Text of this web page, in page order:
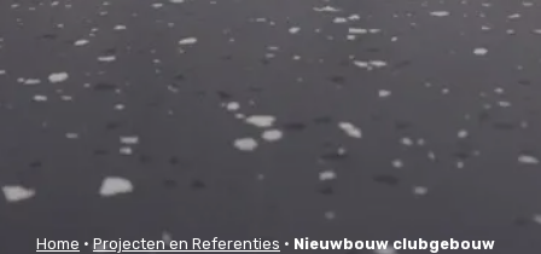
Home • Projecten en Referenties • Nieuwbouw clubgebouw